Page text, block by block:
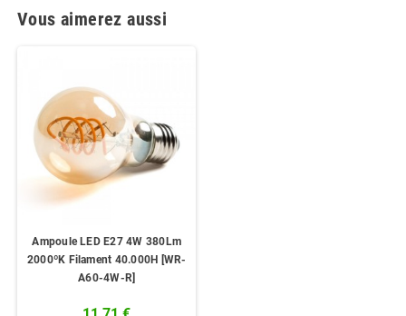
Vous aimerez aussi
Ampoule LED E27 4W 380Lm
2000ºK Filament 40.000H [WR-
A60-4W-R]